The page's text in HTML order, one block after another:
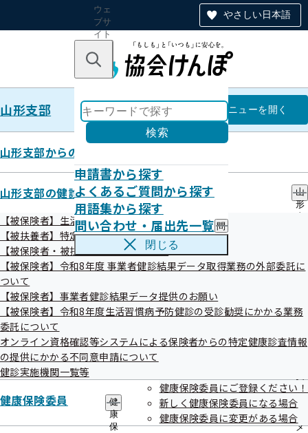
やさしい日本語
ウェ
ブサ
イト
のナ
ン
キーワードで探す
検索
申請書から探す
よくあるご質問から探す
用語集から探す
問い合わせ・届出先一覧 問
い
わ
届
出
一
覧
ブ
メ
ニ
ュ
閉じる
山形支部 山形支部
メニューを開く
山形支部からのお知らせ
山形支部の健診・保健指導のご案内
山
形
診
指
の
内
の
サ
ブ
メ
【被保険者】生活習慣病予防健診等のご案内
【被扶養者】特定健康診査
【被保険者・被扶養者】特定保健指導
【被保険者】令和8年度 事業者健診結果データ取得業務の外部委託に
ついて
【被保険者】事業者健診結果データ提供のお願い
【被保険者】令和8年度生活習慣病予防健診の受診勧奨にかかる業務
委託について
オンライン資格確認等システムによる保険者からの特定健康診査情報
の提供にかかる不同意申請について
健診実施機関一覧等
健康保険委員
健
康
保
健康保険委員にご登録ください！
新しく健康保険委員になる場合
健康保険委員に変更がある場合
山形支部について
所在地・連絡先
調達情報